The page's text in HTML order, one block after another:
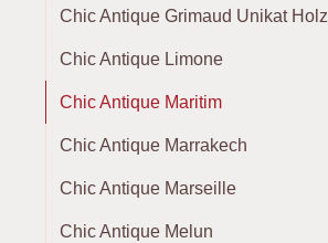
Chic Antique Grimaud Unikat Holz
Chic Antique Limone
Chic Antique Maritim
Chic Antique Marrakech
Chic Antique Marseille
Chic Antique Melun